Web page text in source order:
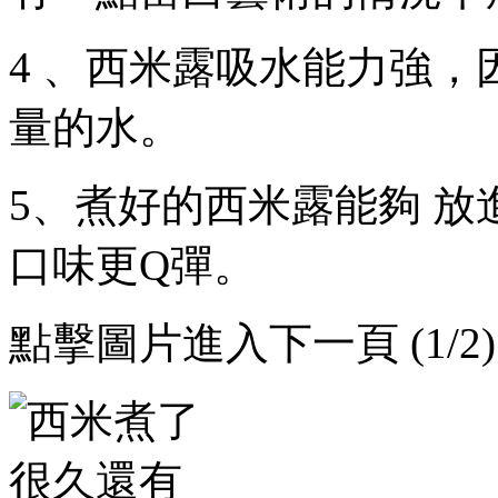
4 、西米露吸水能力強
量的水 。
5、煮好的西米露能夠
口味更Q彈 。
點擊圖片進入下一頁 (1/2)